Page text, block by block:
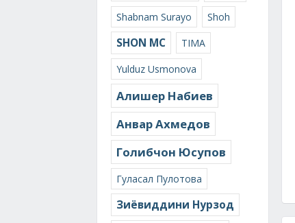
Shabnam Surayo Shoh
SHON MC
TIMA
Yulduz Usmonova
Алишер Набиев
Анвар Ахмедов
Голибчон Юсупов
Гуласал Пулотова
Зиёвиддини Нурзод